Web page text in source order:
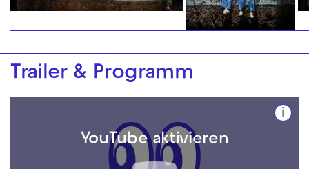
Trailer & Programm
YouTube aktivieren
i